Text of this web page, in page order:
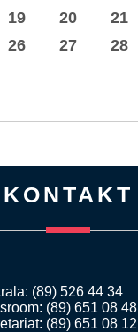
19 20 21
26 27 28
KONTAKT
(89) 526 44 34
(89) 651 08 48
(89) 651 08 12